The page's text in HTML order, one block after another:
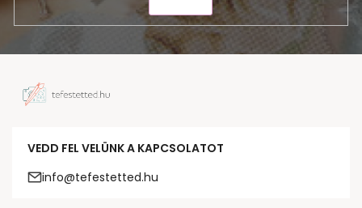
VEDD FEL VELÜNK A KAPCSOLATOT
info@tefestetted.hu